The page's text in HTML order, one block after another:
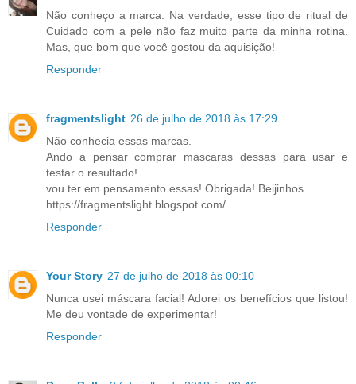
Não conheço a marca. Na verdade, esse tipo de ritual de
Cuidado com a pele não faz muito parte da minha rotina.
Mas, que bom que você gostou da aquisição!
Responder
fragmentslight 26 de julho de 2018 às 17:29
Não conhecia essas marcas.
Ando a pensar comprar mascaras dessas para usar e
testar o resultado!
vou ter em pensamento essas! Obrigada! Beijinhos
https://fragmentslight.blogspot.com/
Responder
Your Story 27 de julho de 2018 às 00:10
Nunca usei máscara facial! Adorei os benefícios que listou!
Me deu vontade de experimentar!
Responder